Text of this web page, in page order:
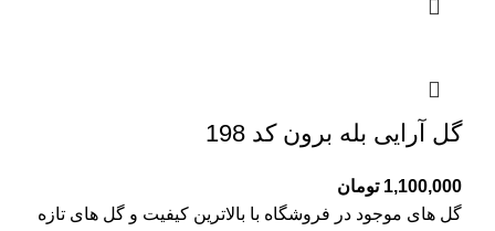
گل آرایی بله برون کد 198
1,100,000 تومان
گل های موجود در فروشگاه با بالاترین کیفیت و گل های تازه